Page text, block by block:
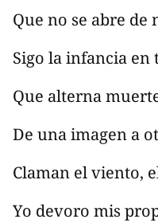
Que no se abre de
Sigo la infancia
Que alterna
De una imagen a
Claman el viento,
Yo devoro mis